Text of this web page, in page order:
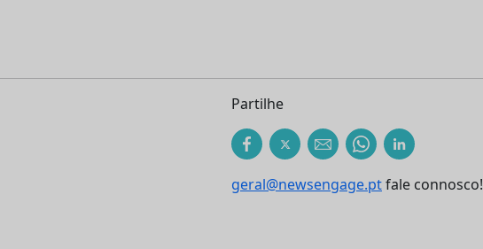
Partilhe
geral@newsengage.ptfale connosco!